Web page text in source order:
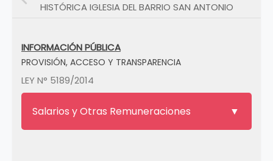
HISTÓRICA IGLESIA DEL BARRIO SAN ANTONIO
INFORMACIÓN PÚBLICA
PROVISIÓN, ACCESO Y TRANSPARENCIA
LEY N° 5189/2014
Salarios y Otras Remuneraciones